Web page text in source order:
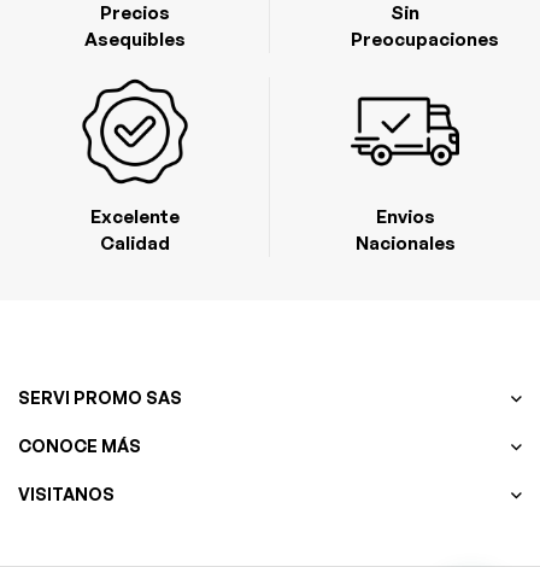
Excelente
Calidad
Precios
Asequibles
Envios
Nacionales
Sin
Preocupaciones
SERVI PROMO SAS
CONOCE MÁS
VISITANOS